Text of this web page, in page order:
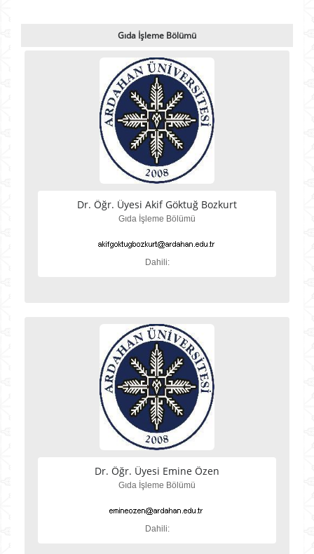
Gıda İşleme Bölümü
Dr. Öğr. Üyesi Akif Göktuğ Bozkurt
Gıda İşleme Bölümü
Dahili:
Dr. Öğr. Üyesi Emine Özen
Gıda İşleme Bölümü
Dahili: